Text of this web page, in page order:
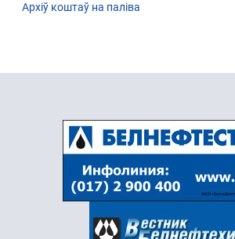
Архіў коштаў на паліва